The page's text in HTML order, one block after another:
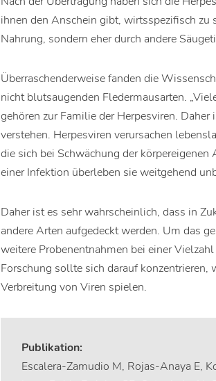
ihnen den Anschein gibt, wirtsspezifisch
Nahrung, sondern eher durch andere
Überraschenderweise fanden die
nicht blutsaugenden Fledermausarten.
gehören zur Familie der Herpesviren.
verstehen. Herpesviren verursachen
die sich bei Schwächung der
einer Infektion überleben sie weitgehend
Daher ist es sehr wahrscheinlich, dass in
andere Arten aufgedeckt werden. Um das
weitere Probenentnahmen bei einer
Forschung sollte sich darauf
Verbreitung von Viren spielen.
Publikation:
Escalera-Zamudio M, Rojas-Anaya E,